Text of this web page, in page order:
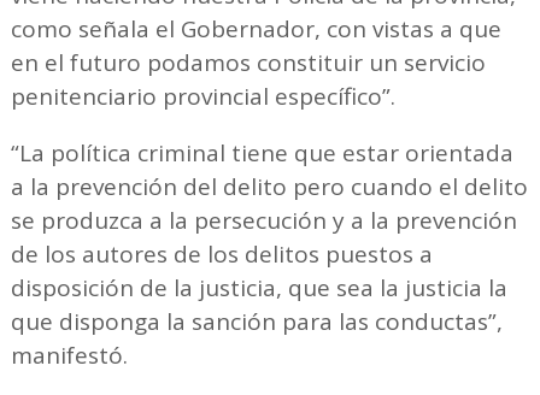
como señala el Gobernador, con vistas a que
en el futuro podamos constituir un servicio
penitenciario provincial específico”.
“La política criminal tiene que estar orientada
a la prevención del delito pero cuando el delito
se produzca a la persecución y a la prevención
de los autores de los delitos puestos a
disposición de la justicia, que sea la justicia la
que disponga la sanción para las conductas”,
manifestó.